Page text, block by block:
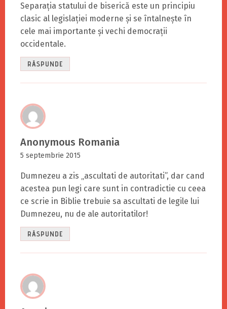
Separația statului de biserică este un principiu
clasic al legislației moderne și se întalnește în
cele mai importante și vechi democrații
occidentale.
RĂSPUNDE
Anonymous Romania
5 septembrie 2015
Dumnezeu a zis „ascultati de autoritati”, dar cand
acestea pun legi care sunt in contradictie cu ceea
ce scrie in Biblie trebuie sa ascultati de legile lui
Dumnezeu, nu de ale autoritatilor!
RĂSPUNDE